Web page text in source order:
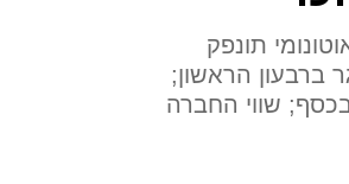
תונפק
ברבעון הראשון;
שווי החברה